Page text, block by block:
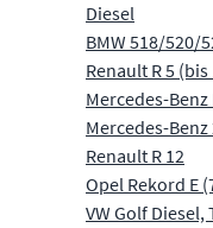
Diesel
BMW 518/520/
Renault R 5
Mercedes-
Mercedes-Benz
Renault R 12
Opel Rekord E
VW Golf